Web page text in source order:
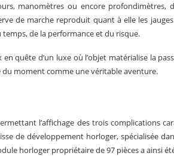
manomètres ou encore profondimètres,
de marche reproduit quant à elle les
de la performance et du risque.
en quête d’un luxe où l’objet matérialise la
du moment comme une véritable aventure.
l’affichage des trois complications
de développement horloger, spécialisée
horloger propriétaire de 97 pièces a ainsi